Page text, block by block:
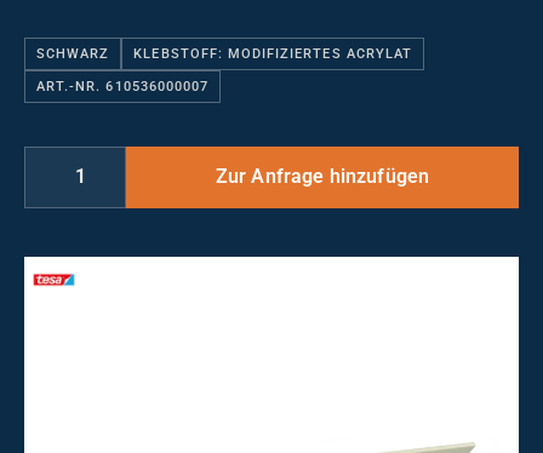
SCHWARZ KLEBSTOFF: MODIFIZIERTES ACRYLAT
ART.-NR. 610536000007